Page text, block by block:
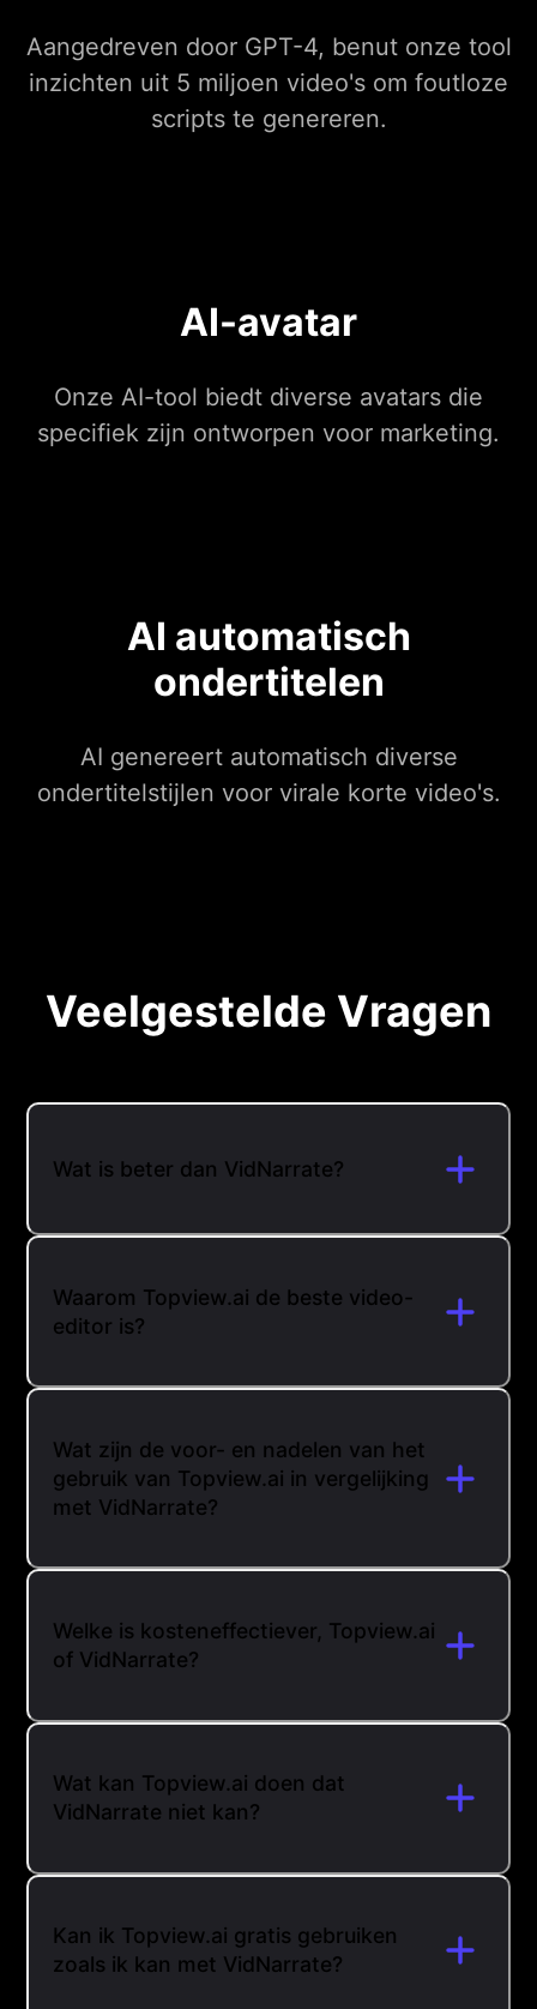
Aangedreven door GPT-4, benut onze tool
inzichten uit 5 miljoen video's om foutloze
scripts te genereren.
AI-avatar
Onze AI-tool biedt diverse avatars die
specifiek zijn ontworpen voor marketing.
AI automatisch
ondertitelen
AI genereert automatisch diverse
ondertitelstijlen voor virale korte video's.
Veelgestelde Vragen
Wat is beter dan VidNarrate?
Waarom Topview.ai de beste video-
editor is?
Wat zijn de voor- en nadelen van het
gebruik van Topview.ai in vergelijking
met VidNarrate?
Welke is kosteneffectiever, Topview.ai
of VidNarrate?
Wat kan Topview.ai doen dat
VidNarrate niet kan?
Kan ik Topview.ai gratis gebruiken
zoals ik kan met VidNarrate?